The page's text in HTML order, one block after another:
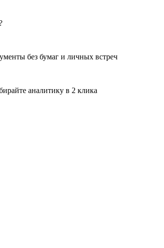
без бумаг и личных встреч
аналитику в 2 клика